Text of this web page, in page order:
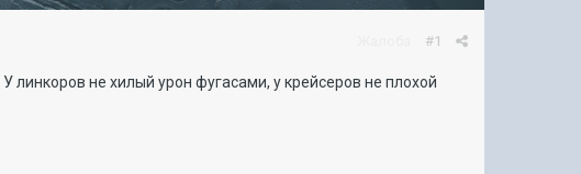
#1
линкоров не хилый урон фугасами, у крейсеров не плохой